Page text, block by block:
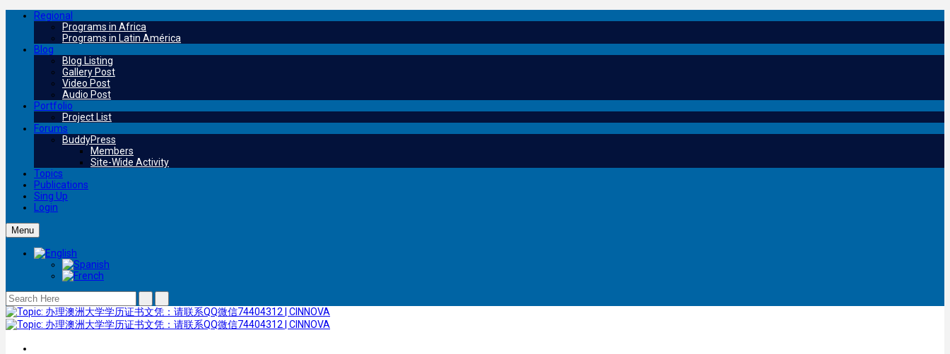
Regional
Programs in Africa
Programs in Latin América
Blog
Blog Listing
Gallery Post
Video Post
Audio Post
Portfolio
Project List
Forums
BuddyPress
Members
Site-Wide Activity
Topics
Publications
Sing Up
Login
Menu